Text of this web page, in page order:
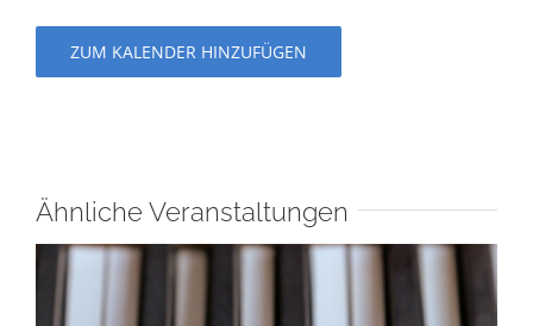
ZUM KALENDER HINZUFÜGEN
Ähnliche Veranstaltungen